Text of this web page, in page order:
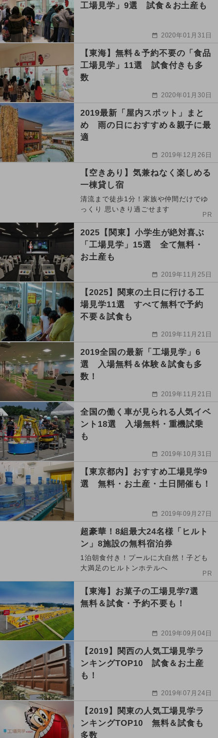
工場見学」9選 試食＆お土産も
2020年01月31日
【東海】無料＆予約不要の「食品
工場見学」11選 試食付きも多
数
2020年01月30日
2019最新「屋内スポット」まと
め 雨の日におすすめ＆親子に最
適
2019年12月26日
【空きあり】気兼ねなく楽しめる
一棟貸し宿
清流まで徒歩1分！家族や仲間だけでゆ
っくり 思いきり過ごせます
PR
2025【関東】小学生が絶対喜ぶ
「工場見学」15選 全て無料・
お土産も
2019年11月25日
【2025】関東の土日に行ける工
場見学11選 すべて無料で予約
不要＆試食も
2019年11月21日
2019全国の最新「工場見学」6
選 入場無料＆体験＆試食も多
数！
2019年11月21日
全国の働く車が見られる人気イベ
ント18選 入場無料・重機試乗
も
2019年10月31日
【東京都内】おすすめ工場見学9
選 無料・お土産・土日開催も！
2019年09月27日
超豪華！8組最大24名様「ヒルト
ン」8施設の無料宿泊券
1泊朝食付き！プールに大自然！子ども
大満足のヒルトンホテルへ
PR
【東海】お菓子の工場見学7選
無料＆試食・予約不要も！
2019年09月04日
【2019】関西の人気工場見学ラ
ンキングTOP10 試食＆お土産
も！
2019年07月24日
【2019】関東の人気工場見学ラ
ンキングTOP10 無料＆試食も
多数